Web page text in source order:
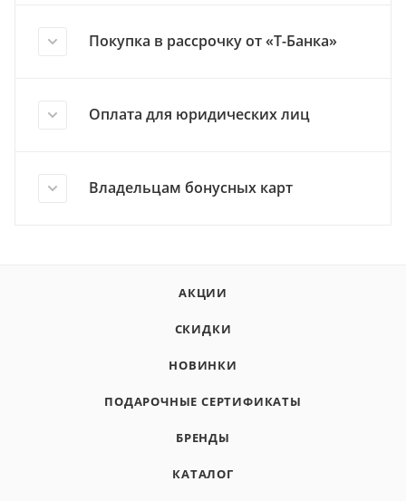
Покупка в рассрочку от «Т-Банка»
Оплата для юридических лиц
Владельцам бонусных карт
АКЦИИ
СКИДКИ
НОВИНКИ
ПОДАРОЧНЫЕ СЕРТИФИКАТЫ
БРЕНДЫ
КАТАЛОГ